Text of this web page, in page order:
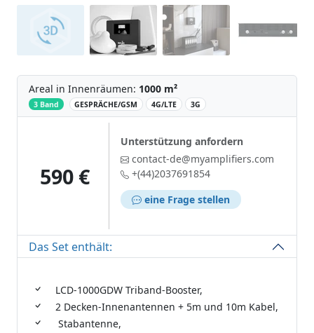
Areal in Innenräumen: 1000 m²
3 Band ‌ GESPRÄCHE/GSM 4G/LTE 3G
590 €
Unterstützung anfordern
contact-de@myamplifiers.com
+(44)2037691854
eine Frage stellen
Das Set enthält:
LCD-1000GDW Triband-Booster,
2 Decken-Innenantennen + 5m und 10m Kabel,
Stabantenne,